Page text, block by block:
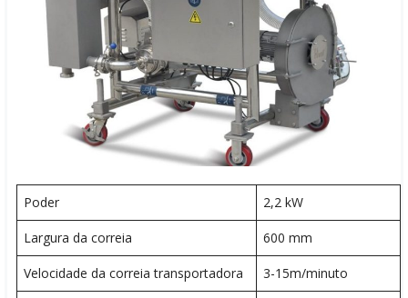
Poder 2,2 kW
Largura da correia 600 mm
Velocidade da correia transportadora 3-15m/minuto